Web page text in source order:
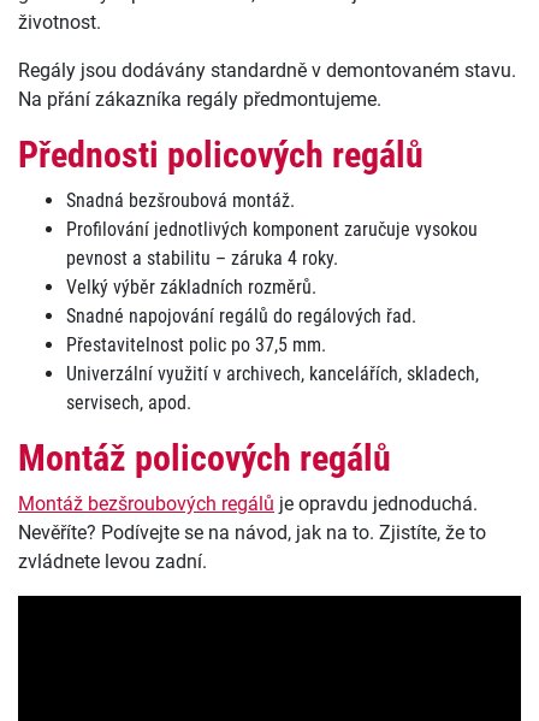
životnost.
Regály jsou dodávány standardně v demontovaném stavu.
Na přání zákazníka regály předmontujeme.
Přednosti policových regálů
Snadná bezšroubová montáž.
Profilování jednotlivých komponent zaručuje vysokou
pevnost a stabilitu – záruka 4 roky.
Velký výběr základních rozměrů.
Snadné napojování regálů do regálových řad.
Přestavitelnost polic po 37,5 mm.
Univerzální využití v archivech, kancelářích, skladech,
servisech, apod.
Montáž policových regálů
Montáž bezšroubových regálů je opravdu jednoduchá.
Nevěříte? Podívejte se na návod, jak na to. Zjistíte, že to
zvládnete levou zadní.